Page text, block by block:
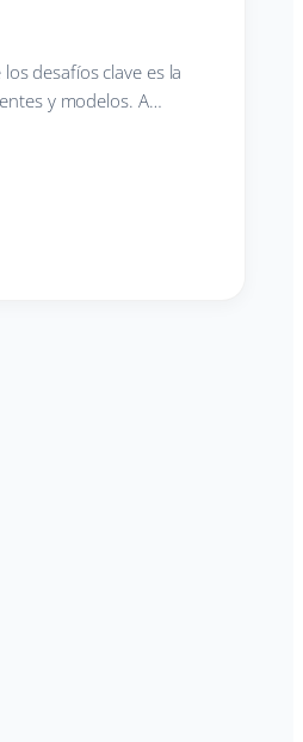
desafíos clave es la
y modelos. A…